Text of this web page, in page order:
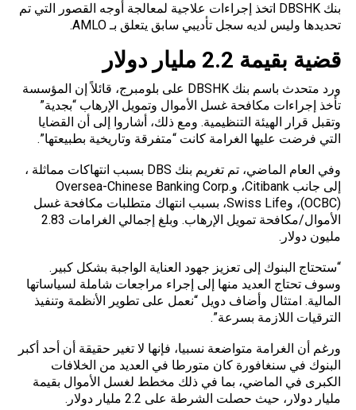
بنك DBSHK اتخذ إجراءات علاجية لمعالجة أوجه القصور التي تم
تحديدها وليس لديه سجل تأديبي سابق يتعلق بـ AMLO.
قضية بقيمة 2.2 مليار دولار
ورد متحدث باسم بنك DBSHK على بلومبرج، قائلاً إن المؤسسة
تأخذ إجراءات مكافحة غسل الأموال وتمويل الإرهاب “بجدية”
وتقبل قرار الهيئة التنظيمية. ومع ذلك، أشاروا إلى أن القضايا
التي فرضت عليها الغرامة كانت “متفرقة وتاريخية بطبيعتها”.
وفي العام الماضي، تم تغريم بنك DBS بسبب انتهاكات مماثلة ،
إلى جانب Citibank، وOversea-Chinese Banking Corp.
(OCBC)، وSwiss Life، بسبب انتهاك متطلبات مكافحة غسل
الأموال/مكافحة تمويل الإرهاب. وبلغ إجمالي الغرامات 2.83
مليون دولار.
“ستحتاج البنوك إلى تعزيز جهود العناية الواجبة بشكل كبير.
وسوف تحتاج العديد منها إلى إجراء مراجعات شاملة لسياساتها
المالية. امتثال وأضاف دويل “نعمل على تطوير الأنظمة وتنفيذ
الترقيات اللازمة بسرعة”.
ورغم أن الغرامة متواضعة نسبيا، فإنها لا تغير حقيقة أن أحد أكبر
البنوك في سنغافورة كان متورطا في العديد من الخلافات
الكبرى في الماضي، بما في ذلك مخطط لغسل الأموال بقيمة
مليار دولار، حيث حصلت الشرطة على 2.2 مليار دولار.